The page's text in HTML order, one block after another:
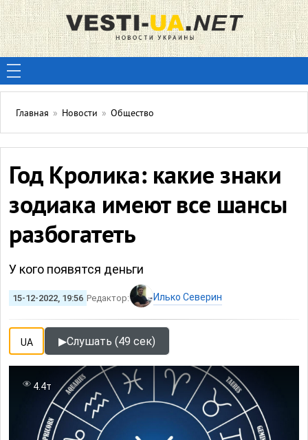
Главная » Новости » Общество
Год Кролика: какие знаки
зодиака имеют все шансы
разбогатеть
У кого появятся деньги
15-12-2022, 19:56 Редактор: Илько Северин
UA ▶Слушать (49 сек)
4.4т